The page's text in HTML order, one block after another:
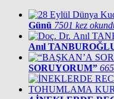
Günü 7501 kez
Anıl
SORUYORUM”